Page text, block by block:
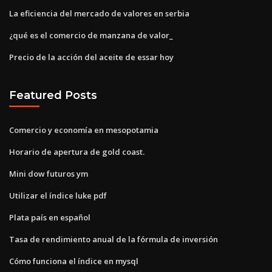
La eficiencia del mercado de valores en serbia
¿qué es el comercio de manzana de valor_
Precio de la acción del aceite de essar hoy
Featured Posts
Comercio y economía en mesopotamia
Horario de apertura de gold coast.
Mini dow futuros ym
Utilizar el índice luke pdf
Plata país en español
Tasa de rendimiento anual de la fórmula de inversión
Cómo funciona el índice en mysql